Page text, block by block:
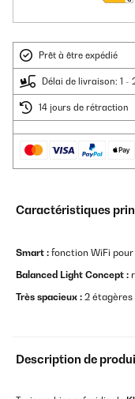
Prêt à être expédié
Délai de livraison: 1 -
14 jours de rétraction
Caractéristiques
Smart : fonction WiFi
Balanced Light Concept :
Très spacieux : 2 étagères
Description de